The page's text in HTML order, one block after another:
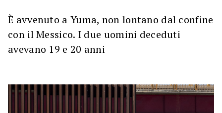
È avvenuto a Yuma, non lontano dal confine
con il Messico. I due uomini deceduti
avevano 19 e 20 anni